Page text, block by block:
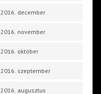
2016. december
2016. november
2016. október
2016. szeptember
2016. augusztus